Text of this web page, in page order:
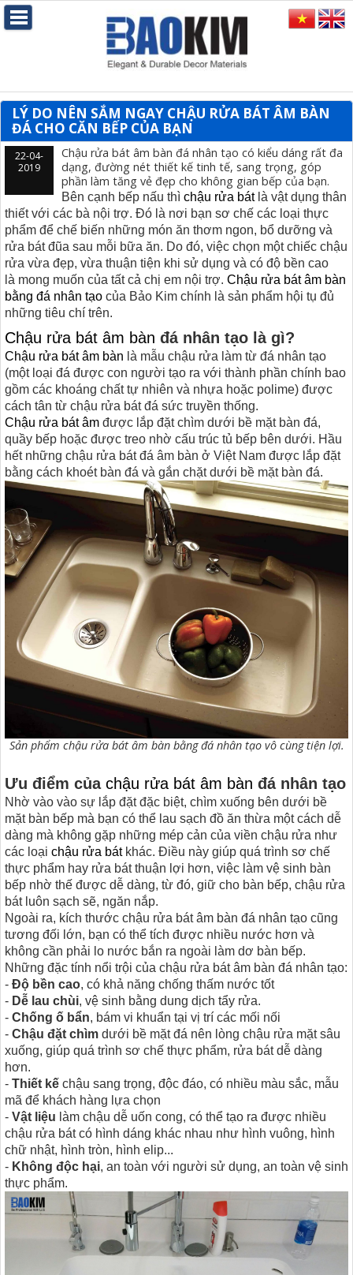
LÝ DO NÊN SẮM NGAY CHẬU RỬA BÁT ÂM BÀN
ĐÁ CHO CĂN BẾP CỦA BẠN
22-04-
2019
Chậu rửa bát âm bàn đá nhân tạo có kiểu dáng rất đa
dạng, đường nét thiết kế tinh tế, sang trọng, góp
phần làm tăng vẻ đẹp cho không gian bếp của bạn.
Bên cạnh bếp nấu thì chậu rửa bát là vật dụng thân
thiết với các bà nội trợ. Đó là nơi bạn sơ chế các loại thực
phẩm để chế biến những món ăn thơm ngon, bổ dưỡng và
rửa bát đũa sau mỗi bữa ăn. Do đó, việc chọn một chiếc chậu
rửa vừa đẹp, vừa thuận tiện khi sử dụng và có độ bền cao
là mong muốn của tất cả chị em nội trợ. Chậu rửa bát âm bàn
bằng đá nhân tạo của Bảo Kim chính là sản phẩm hội tụ đủ
những tiêu chí trên.
Chậu rửa bát âm bàn đá nhân tạo là gì?
Chậu rửa bát âm bàn là mẫu chậu rửa làm từ đá nhân tạo
(một loại đá được con người tạo ra với thành phần chính bao
gồm các khoáng chất tự nhiên và nhựa hoặc polime) được
cách tân từ chậu rửa bát đá sức truyền thống.
Chậu rửa bát âm được lắp đặt chìm dưới bề mặt bàn đá,
quầy bếp hoặc được treo nhờ cấu trúc tủ bếp bên dưới. Hầu
hết những chậu rửa bát đá âm bàn ở Việt Nam được lắp đặt
bằng cách khoét bàn đá và gắn chặt dưới bề mặt bàn đá.
Sản phẩm chậu rửa bát âm bàn bằng đá nhân tạo vô cùng tiện lợi.
Ưu điểm của chậu rửa bát âm bàn đá nhân tạo
Nhờ vào vào sự lắp đặt đặc biệt, chìm xuống bên dưới bề
mặt bàn bếp mà bạn có thể lau sạch đồ ăn thừa một cách dễ
dàng mà không gặp những mép cản của viền chậu rửa như
các loại chậu rửa bátkhác. Điều này giúp quá trình sơ chế
thực phẩm hay rửa bát thuận lợi hơn, việc làm vệ sinh bàn
bếp nhờ thế được dễ dàng, từ đó, giữ cho bàn bếp, chậu rửa
bát luôn sạch sẽ, ngăn nắp.
Ngoài ra, kích thước chậu rửa bát âm bàn đá nhân tạo cũng
tương đối lớn, bạn có thể tích được nhiều nước hơn và
không cần phải lo nước bắn ra ngoài làm dơ bàn bếp.
Những đặc tính nổi trội của chậu rửa bát âm bàn đá nhân tạo:
- Độ bền cao, có khả năng chống thấm nước tốt
- Dễ lau chùi, vệ sinh bằng dung dịch tẩy rửa.
- Chống ố bẩn, bám vi khuẩn tại vị trí các mối nối
- Chậu đặt chìm dưới bề mặt đá nên lòng chậu rửa mặt sâu
xuống, giúp quá trình sơ chế thực phẩm, rửa bát dễ dàng
hơn.
- Thiết kế chậu sang trọng, độc đáo, có nhiều màu sắc, mẫu
mã để khách hàng lựa chọn
- Vật liệu làm chậu dễ uốn cong, có thể tạo ra được nhiều
chậu rửa bát có hình dáng khác nhau như hình vuông, hình
chữ nhật, hình tròn, hình elip...
- Không độc hại, an toàn với người sử dụng, an toàn vệ sinh
thực phẩm.